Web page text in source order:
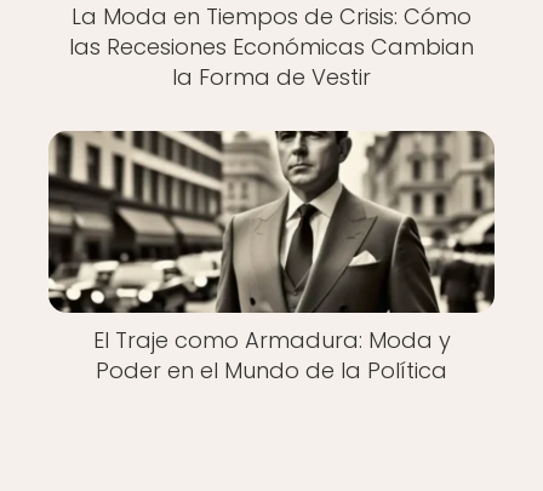
La Moda en Tiempos de Crisis: Cómo
las Recesiones Económicas Cambian
la Forma de Vestir
El Traje como Armadura: Moda y
Poder en el Mundo de la Política